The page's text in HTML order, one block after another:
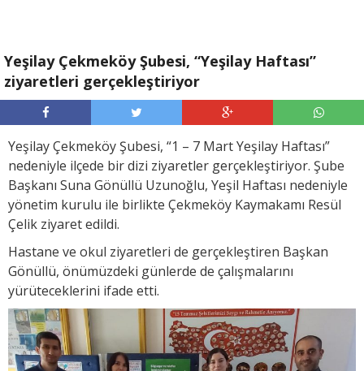
Yeşilay Çekmeköy Şubesi, “Yeşilay Haftası”
ziyaretleri gerçekleştiriyor
Yeşilay Çekmeköy Şubesi, “1 – 7 Mart Yeşilay Haftası”
nedeniyle ilçede bir dizi ziyaretler gerçekleştiriyor. Şube
Başkanı Suna Gönüllü Uzunoğlu, Yeşil Haftası nedeniyle
yönetim kurulu ile birlikte Çekmeköy Kaymakamı Resül
Çelik ziyaret edildi.
Hastane ve okul ziyaretleri de gerçekleştiren Başkan
Gönüllü, önümüzdeki günlerde de çalışmalarını
yürüteceklerini ifade etti.